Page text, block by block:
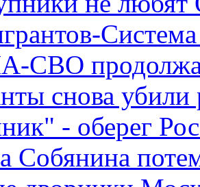
СВО
снова убили
- оберег
Собянина